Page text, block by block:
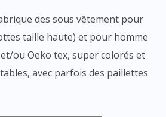
des sous vêtement pour
taille haute) et pour homme
ou Oeko tex, super colorés et
avec parfois des paillettes